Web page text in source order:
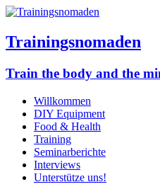
Trainingsnomaden
Train the body and the
Willkommen
DIY Equipment
Food & Health
Training
Seminarberichte
Interviews
Unterstütze uns!